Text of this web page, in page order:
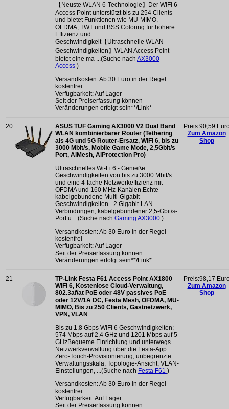
【Neuste WLAN 6-Technologie】Der WiFi 6
Access Point unterstützt bis zu 254 Clients
und bietet Funktionen wie MU-MIMO,
OFDMA, TWT und BSS Coloring für höhere
Effizienz und
Geschwindigkeit【Ultraschnelle WLAN-
Geschwindigkeiten】WLAN Access Point
bietet eine ma ...(Suche nach AX3000
Access )
Versandkosten: Ab 30 Euro in der Regel
kostenfrei
Verfügbarkeit: Auf Lager
Seit der Preiserfassung können
Veränderungen erfolgt sein**/Link*
20
ASUS TUF Gaming AX3000 V2 Dual Band
WLAN kombinierbarer Router (Tethering
als 4G und 5G Router-Ersatz, WiFi 6, bis zu
3000 Mbit/s, Mobile Game Mode, 2,5Gbit/s
Port, AiMesh, AiProtection Pro)
Ultraschnelles Wi-Fi 6 - Genieße
Geschwindigkeiten von bis zu 3000 Mbit/s
und eine 4-fache Netzwerkeffizienz mit
OFDMA und 160 MHz-Kanälen.Echte
kabelgebundene Multi-Gigabit-
Geschwindigkeiten - 2 Gigabit-LAN-
Verbindungen, kabelgebundener 2,5-Gbit/s-
Port u ...(Suche nach Gaming AX3000 )
Versandkosten: Ab 30 Euro in der Regel
kostenfrei
Verfügbarkeit: Auf Lager
Seit der Preiserfassung können
Veränderungen erfolgt sein**/Link*
Preis:90,59
Zum Amazon
Shop
21
TP-Link Festa F61 Access Point AX1800
WiFi 6, Kostenlose Cloud-Verwaltung,
802.3af/at PoE oder 48V passives PoE
oder 12V/1A DC, Festa Mesh, OFDMA, MU-
MIMO, Bis zu 250 Clients, Gastnetzwerk,
VPN, VLAN
Bis zu 1,8 Gbps WiFi 6 Geschwindigkeiten:
574 Mbps auf 2,4 GHz und 1201 Mbps auf 5
GHzBequeme Einrichtung und unterwegs
Netzwerkverwaltung über die Festa-App:
Zero-Touch-Provisionierung, unbegrenzte
Verwaltungsskala, Topologie-Ansicht, VLAN-
Einstellungen, ...(Suche nach Festa F61 )
Versandkosten: Ab 30 Euro in der Regel
kostenfrei
Verfügbarkeit: Auf Lager
Seit der Preiserfassung können
Preis:98,17
Zum Amazon
Shop